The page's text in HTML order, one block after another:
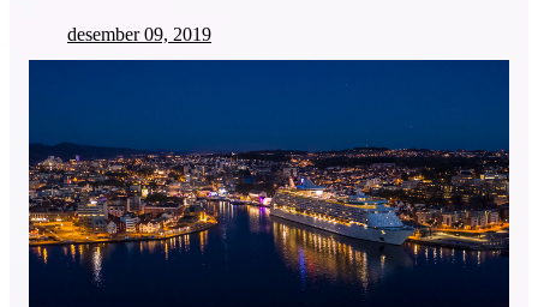
desember 09, 2019